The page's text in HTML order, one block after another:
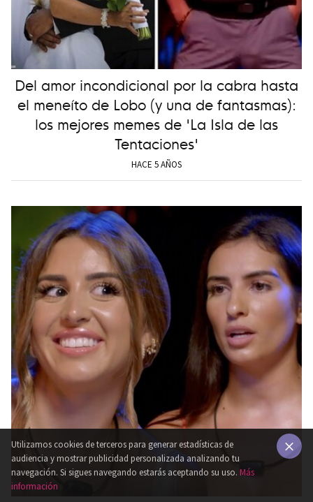
Del amor incondicional por la cabra hasta
el meneíto de Lobo (y una de fantasmas):
los mejores memes de 'La Isla de las
Tentaciones'
HACE 5 AÑOS
Utilizamos cookies de terceros para generar estadísticas de
audiencia y mostrar publicidad personalizada analizando tu
navegación. Si sigues navegando estarás aceptando su uso. Más
información